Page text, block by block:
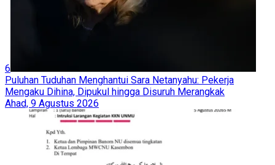
6
Puluhan Tuduhan Menghantui Sara Netanyahu: Pekerja
Mengaku Dihina, Dipukul hingga Disuruh Merangkak
Ahad, 9 Agustus 2026